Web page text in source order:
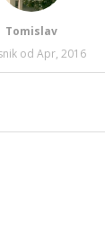
Tomislav
od Apr, 2016